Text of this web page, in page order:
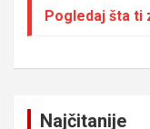
Pogledaj šta ti
Najčitanije